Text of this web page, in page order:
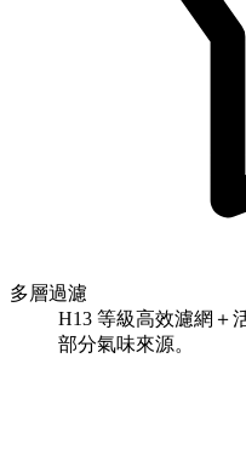
多層過濾
H13 等級高效濾網＋
部分氣味來源。